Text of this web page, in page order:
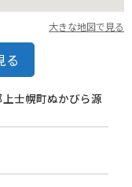
大きな地図で見る
る
士幌町ぬかびら源